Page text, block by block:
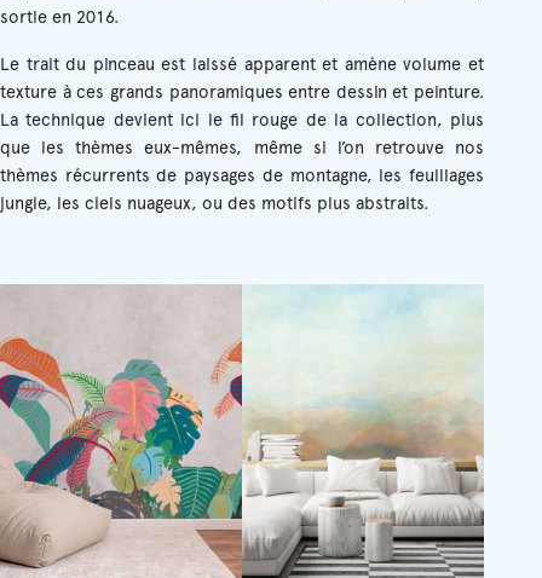
sortie en 2016.
Le trait du pinceau est laissé apparent et amène volume et
texture à ces grands panoramiques entre dessin et peinture.
La technique devient ici le fil rouge de la collection, plus
que les thèmes eux-mêmes, même si l’on retrouve nos
thèmes récurrents de paysages de montagne, les feuillages
jungle, les ciels nuageux, ou des motifs plus abstraits.